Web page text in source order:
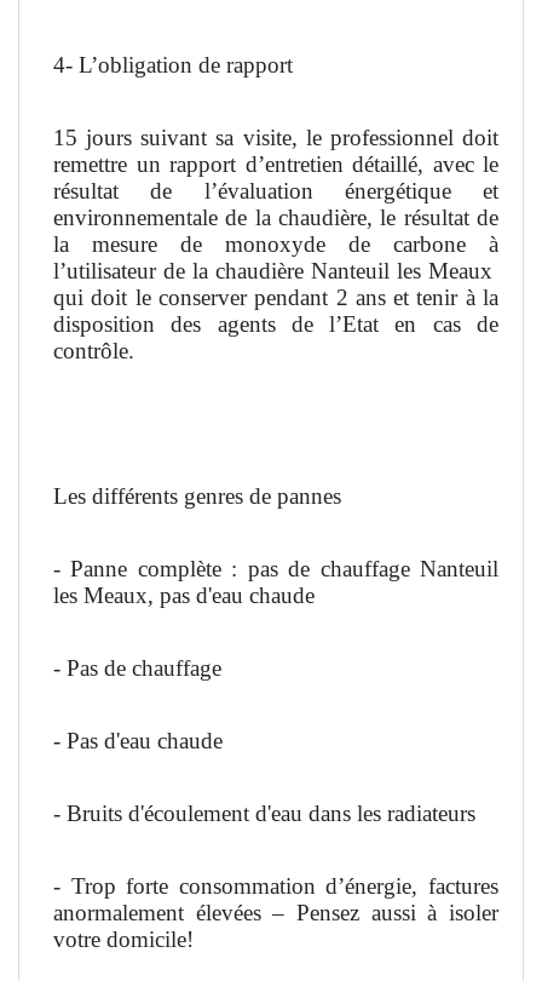
4- L’obligation de rapport
15 jours suivant sa visite, le professionnel doit
remettre un rapport d’entretien détaillé, avec le
résultat de l’évaluation énergétique et
environnementale de la chaudière, le résultat de
la mesure de monoxyde de carbone à
l’utilisateur de la chaudière Nanteuil les Meaux
qui doit le conserver pendant 2 ans et tenir à la
disposition des agents de l’Etat en cas de
contrôle.
Les différents genres de pannes
- Panne complète : pas de chauffage Nanteuil
les Meaux, pas d'eau chaude
- Pas de chauffage
- Pas d'eau chaude
- Bruits d'écoulement d'eau dans les radiateurs
- Trop forte consommation d’énergie, factures
anormalement élevées – Pensez aussi à isoler
votre domicile!